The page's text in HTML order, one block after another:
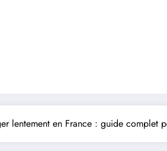
lentement en France : guide complet